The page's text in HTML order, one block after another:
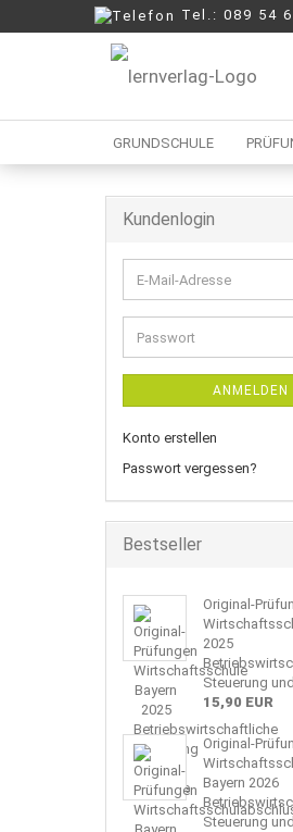
Tel.: 089 54
GRUNDSCHULE
Kundenlogin
E-
Mail-
Adresse
Passwort
ANMELDEN
Konto erstellen
Passwort vergessen?
Bestseller
Original-
2025
Steuerung
15,90 EUR
Original-
Bayern 2026
Steuerung